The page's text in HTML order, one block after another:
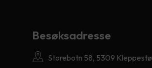
Besøksadresse
Storebotn 58, 5309 Kleppestø